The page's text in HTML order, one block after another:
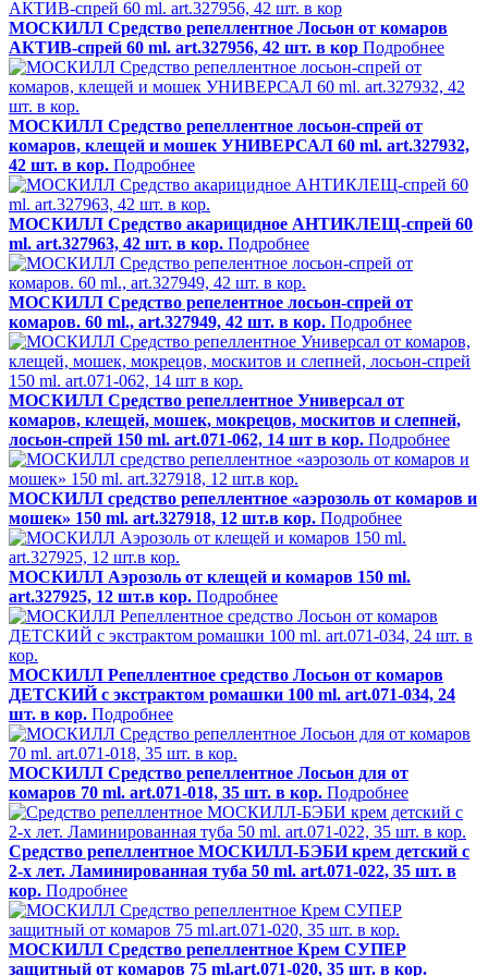
МОСКИЛЛ Средство репеллентное Лосьон от комаров
АКТИВ-спрей 60 ml. art.327956, 42 шт. в кор Подробнее
МОСКИЛЛ Средство репеллентное лосьон-спрей от
комаров, клещей и мошек УНИВЕРСАЛ 60 ml. art.327932,
42 шт. в кор. Подробнее
МОСКИЛЛ Средство акарицидное АНТИКЛЕЩ-спрей 60
ml. art.327963, 42 шт. в кор. Подробнее
МОСКИЛЛ Средство репелентное лосьон-спрей от
комаров. 60 ml., art.327949, 42 шт. в кор. Подробнее
МОСКИЛЛ Средство репеллентное Универсал от
комаров, клещей, мошек, мокрецов, москитов и слепней,
лосьон-спрей 150 ml. art.071-062, 14 шт в кор. Подробнее
МОСКИЛЛ средство репеллентное «аэрозоль от комаров и
мошек» 150 ml. art.327918, 12 шт.в кор. Подробнее
МОСКИЛЛ Аэрозоль от клещей и комаров 150 ml.
art.327925, 12 шт.в кор. Подробнее
МОСКИЛЛ Репеллентное средство Лосьон от комаров
ДЕТСКИЙ с экстрактом ромашки 100 ml. art.071-034, 24
шт. в кор. Подробнее
МОСКИЛЛ Средство репеллентное Лосьон для от
комаров 70 ml. art.071-018, 35 шт. в кор. Подробнее
Средство репеллентное МОСКИЛЛ-БЭБИ крем детский с
2-х лет. Ламинированная туба 50 ml. art.071-022, 35 шт. в
кор. Подробнее
МОСКИЛЛ Средство репеллентное Крем СУПЕР
защитный от комаров 75 ml.art.071-020, 35 шт. в кор.